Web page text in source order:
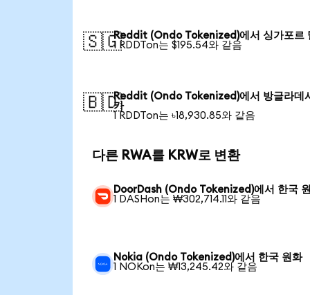
🇸🇬Reddit (Ondo Tokenized)에서 싱가포르
1 RDDTon는 $195.54와 같음
🇧🇩Reddit (Ondo Tokenized)에서 방글라데
카
1 RDDTon는 ৳18,930.85와 같음
다른 RWA를 KRW로 변환
DoorDash (Ondo Tokenized)에서 한국
1 DASHon는 ₩302,714.11와 같음
Nokia (Ondo Tokenized)에서 한국 원화
1 NOKon는 ₩13,245.42와 같음